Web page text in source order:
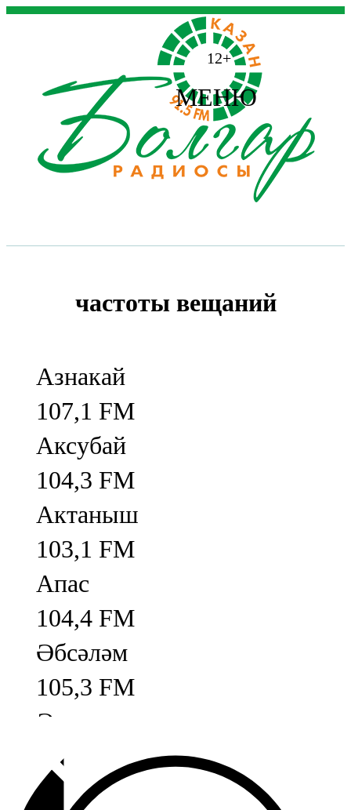
12+
МЕНЮ
частоты вещаний
Азнакай
107,1 FM
Аксубай
104,3 FM
Актаныш
103,1 FM
Апас
104,4 FM
Әбсәләм
105,3 FM
Әлмәт
92,9 FM
Базарлы матак